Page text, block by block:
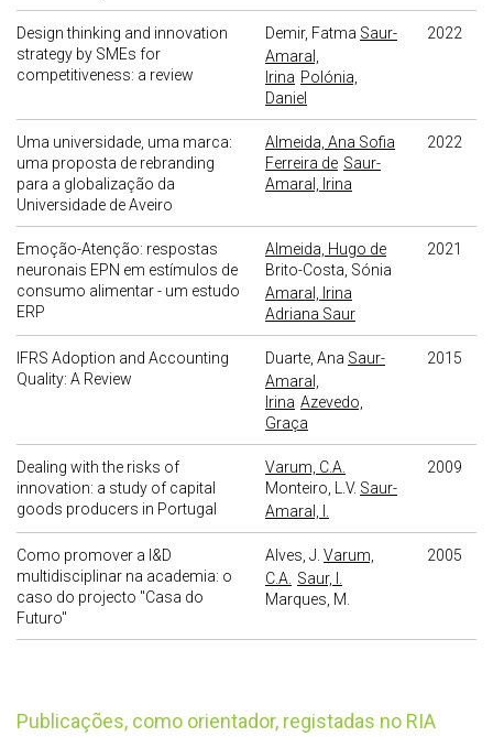
Design thinking and innovation
strategy by SMEs for
competitiveness: a review
Demir, Fatma Saur-
Amaral,
Irina Polónia,
Daniel
2022
Uma universidade, uma marca:
uma proposta de rebranding
para a globalização da
Universidade de Aveiro
Almeida, Ana Sofia
Ferreira de Saur-
Amaral, Irina
2022
Emoção-Atenção: respostas
neuronais EPN em estímulos de
consumo alimentar - um estudo
ERP
Almeida, Hugo de
Brito-Costa, Sónia
Amaral, Irina
Adriana Saur
2021
IFRS Adoption and Accounting
Quality: A Review
Duarte, Ana Saur-
Amaral,
Irina Azevedo,
Graça
2015
Dealing with the risks of
innovation: a study of capital
goods producers in Portugal
Varum, C.A.
Monteiro, L.V. Saur-
Amaral, I.
2009
Como promover a I&D
multidisciplinar na academia: o
caso do projecto "Casa do
Futuro"
Alves, J. Varum,
C.A.
Saur, I.
Marques, M.
2005
publicações, como orientador, registadas no RIA